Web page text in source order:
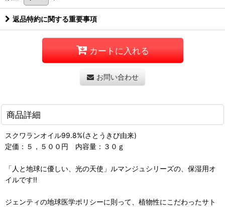
返品特約に関する重要事項
カートに入れる
お問い合わせ
商品詳細
スクワランオイル99.8%(さとうきび由来)
定価：５，５００円 内容量：３０ｇ
「人と地球に優しい、光の天使」ルマンジュシリーズの、保湿用オ
イルです!!
ジェンティの地球医学ポリシーに則って、植物性にこだわったサト